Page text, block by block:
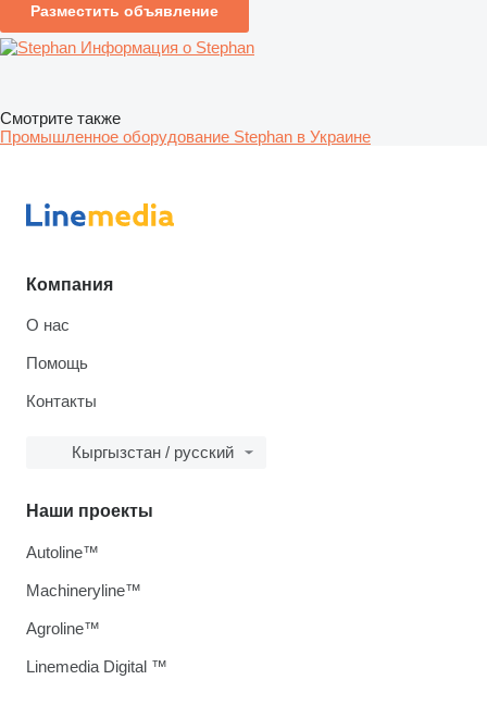
Разместить объявление
Информация о Stephan
Смотрите также
Промышленное оборудование Stephan в Украине
Компания
О нас
Помощь
Контакты
Кыргызстан / русский
Наши проекты
Autoline™
Machineryline™
Agroline™
Linemedia Digital ™